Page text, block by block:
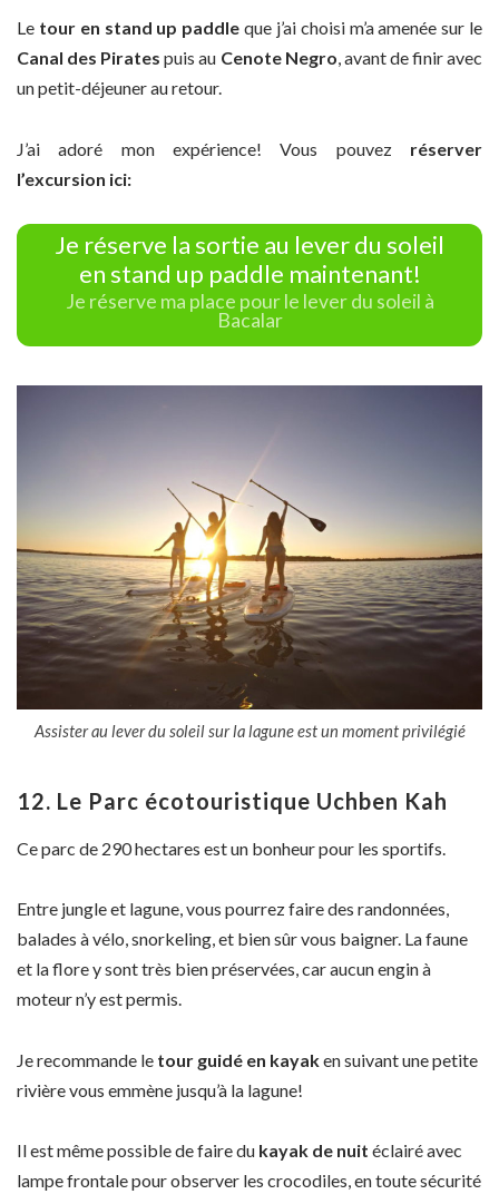
Le tour en stand up paddle que j’ai choisi m’a amenée sur le
Canal des Pirates puis au Cenote Negro, avant de finir avec
un petit-déjeuner au retour.
J’ai adoré mon expérience! Vous pouvez réserver
l’excursion ici:
Je réserve la sortie au lever du soleil
en stand up paddle maintenant!
Je réserve ma place pour le lever du soleil à
Bacalar
Assister au lever du soleil sur la lagune est un moment privilégié
12. Le Parc écotouristique Uchben Kah
Ce parc de 290 hectares est un bonheur pour les sportifs.
Entre jungle et lagune, vous pourrez faire des randonnées,
balades à vélo, snorkeling, et bien sûr vous baigner. La faune
et la flore y sont très bien préservées, car aucun engin à
moteur n’y est permis.
Je recommande le tour guidé en kayaken suivant une petite
rivière vous emmène jusqu’à la lagune!
Il est même possible de faire du kayak de nuit éclairé avec
lampe frontale pour observer les crocodiles, en toute sécurité